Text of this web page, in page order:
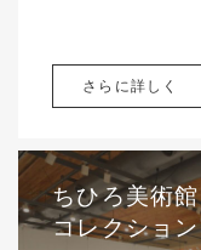
さらに詳しく
ちひろ美術館
コレクション